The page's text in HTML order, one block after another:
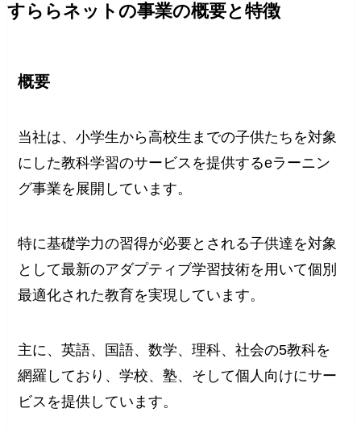
すららネットの事業の概要と特徴
概要
当社は、小学生から高校生までの子供たちを対象
にした教科学習のサービスを提供するeラーニン
グ事業を展開しています。
特に基礎学力の習得が必要とされる子供達を対象
として最新のアダプティブ学習技術を用いて個別
最適化された教育を実現しています。
主に、英語、国語、数学、理科、社会の5教科を
網羅しており、学校、塾、そして個人向けにサー
ビスを提供しています。